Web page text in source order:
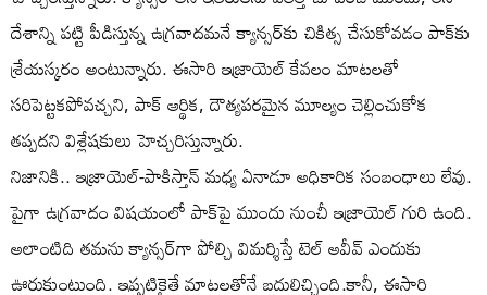
దేశాన్ని పట్టి పీడిస్తున్న ఉగ్రవాదమనే క్యాన్సర్‌కు చికిత్స చేసుకోవడం పాక్‌కు
శ్రేయస్కరం అంటున్నారు. ఈసారి ఇజ్రాయెల్ కేవలం మాటలతో
సరిపెట్టకపోవచ్చని, పాక్ ఆర్థిక, దౌత్యపరమైన మూల్యం చెల్లించుకోక
తప్పదని విశ్లేషకులు హెచ్చరిస్తున్నారు.
నిజానికి.. ఇజ్రాయెల్‌-పాకిస్తాన్‌ మధ్య ఏనాడూ అధికారిక సంబంధాలు లేవు.
పైగా ఉగ్రవాదం విషయంలో పాక్‌పై ముందు నుంచీ ఇజ్రాయెల్ గురి ఉంది.
అలాంటిది తమను క్యాన్సర్‌గా పోల్చి విమర్శిస్తే టెల్ అవీవ్ ఎందుకు
ఊరుకుంటుంది. ఇప్పటికైతే మాటలతోనే బదులిచ్చింది.కానీ, ఈసారి